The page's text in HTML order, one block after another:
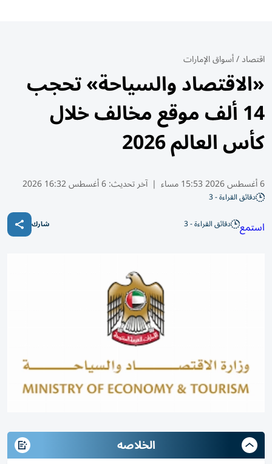
اقتصاد/أسواق الإمارات
«الاقتصاد والسياحة» تحجب
14 ألف موقع مخالف خلال
كأس العالم 2026
6 أغسطس 2026 15:53 مساء | آخر تحديث:6 أغسطس 16:32 2026
دقائق القراءة - 3
استمع دقائق القراءة - 3 شارك
الخلاصه